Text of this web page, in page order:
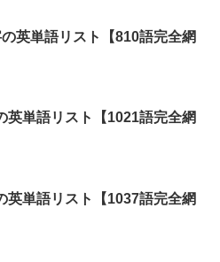
英単語リスト【810語完全網
英単語リスト【1021語完全網
英単語リスト【1037語完全網